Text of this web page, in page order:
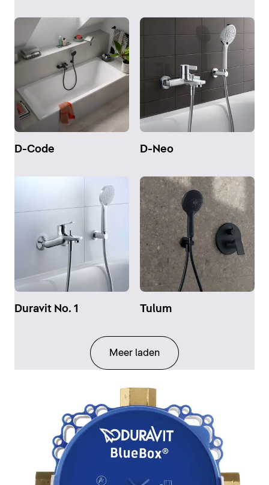
D-Code D-Neo
Duravit No. 1 Tulum
Meer laden